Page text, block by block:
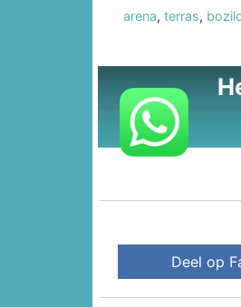
arena, terras,
Deel op